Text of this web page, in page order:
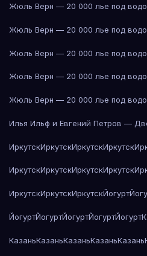
Жюль Верн — 20 000 лье под
Жюль Верн — 20 000 лье под
Жюль Верн — 20 000 лье под
Жюль Верн — 20 000 лье под
Жюль Верн — 20 000 лье под
Илья Ильф и Евгений Петров —
ИркутскИркутскИркутскИркутск
ИркутскИркутскИркутскИркутск
ИркутскИркутскИркутскЙогурт
ЙогуртЙогуртЙогуртЙогуртЙогурт
КазаньКазаньКазаньКазаньКазань